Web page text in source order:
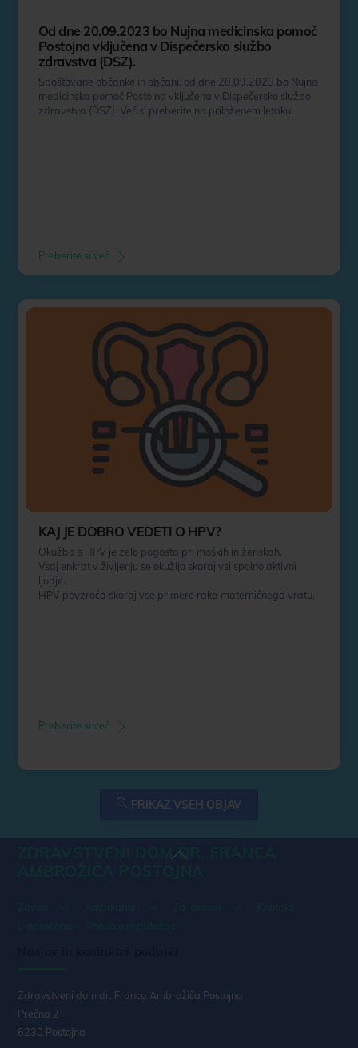
Od dne 20.09.2023 bo Nujna medicinska pomoč
Postojna vključena v Dispečersko službo
zdravstva (DSZ).
Spoštovane občanke in občani, od dne 20.09.2023 bo Nujna
medicinska pomoč Postojna vključena v Dispečersko službo
zdravstva (DSZ). Več si preberite na priloženem letaku.
Preberite si več
KAJ JE DOBRO VEDETI O HPV?
Okužba s HPV je zelo pogosta pri moških in ženskah.
Vsaj enkrat v življenju se okužijo skoraj vsi spolno aktivni
ljudje.
HPV povzroča skoraj vse primere raka materničnega vratu.
Preberite si več
PRIKAZ VSEH OBJAV
Back
ZDRAVSTVENI DOM DR. FRANCA
Zdravstveni dom dr. Franca Ambrožiča Postojna
Prečna 2
6230 Postojna